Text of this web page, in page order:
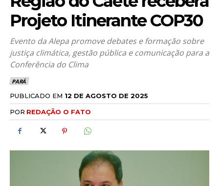
Projeto Itinerante COP30
Evento da Alepa promove debates e formação sobre
justiça climática, gestão pública e comunicação para a
Conferência do Clima
PARÁ
PUBLICADO EM 12 DE AGOSTO DE 2025
POR REDAÇÃO O FATO